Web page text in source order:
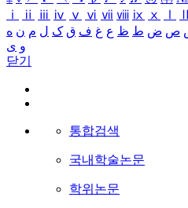
ⅰ
ⅱ ⅲ ⅳ ⅴ ⅵ ⅶ ⅷ ⅸ ⅹ
ص ض ط ظ ع غ ف ق ک ل م ن ه
و ی
닫기
통합검색
국내학술논문
학위논문